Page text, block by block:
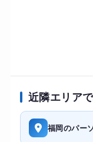
近隣エリア
福岡のパー